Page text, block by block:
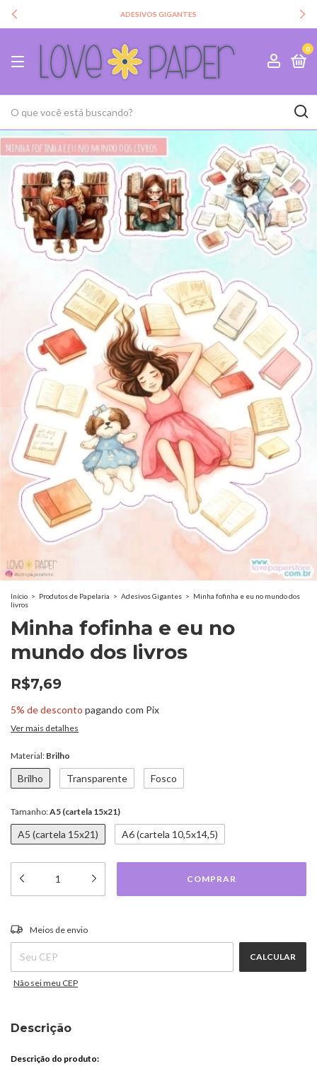
ADESIVOS GIGANTES
0
Início > Produtos de Papelaria > Adesivos Gigantes > Minha fofinha e eu no mundo dos
livros
Minha fofinha e eu no
mundo dos livros
R$7,69
5% de desconto pagando com Pix
Ver mais detalhes
Material: Brilho
Brilho Transparente Fosco
Tamanho:A5 (cartela 15x21)
A5 (cartela 15x21) A6 (cartela 10,5x14,5)
Entregas para o CEP:
Meios de envio
CALCULAR
Não sei meu CEP
Descrição
Descrição do produto: